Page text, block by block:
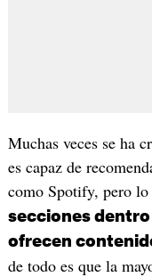
Muchas veces se ha
es capaz de
como Spotify, pero lo
secciones
ofrecen
de todo es que la